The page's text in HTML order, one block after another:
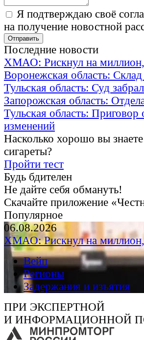
Я подтверждаю своё
на получение новостной
Последние новости
ХМАО: Рискнул на миллион,
Воронежская область:
Тульская область: Суд
Запорожская область:
Тульская область:
изменений
Насколько хорошо вы
сигареты?
Пройти тест
Будь бдителен
Не дайте себя обмануть!
Скачайте приложение
Популярное
06.08.2026
ХМАО: Рискнул на миллион,
Вейп
Регионы
Задержания и изъятия
ПРИ ЭКСПЕРТНОЙ
И ИНФОРМАЦИОННОЙ